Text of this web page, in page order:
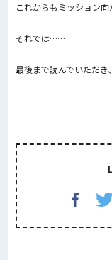
これからもミッション
それでは……
最後まで読んでいただき